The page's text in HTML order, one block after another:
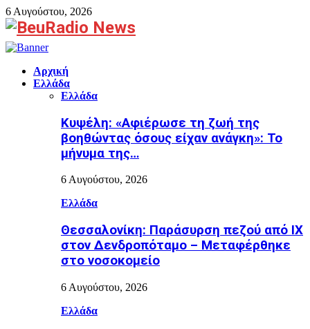
6 Αυγούστου, 2026
Facebook
Αρχική
Ελλάδα
Ελλάδα
Κυψέλη: «Αφιέρωσε τη ζωή της
βοηθώντας όσους είχαν ανάγκη»: Το
μήνυμα της…
6 Αυγούστου, 2026
Ελλάδα
Θεσσαλονίκη: Παράσυρση πεζού από ΙΧ
στον Δενδροπόταμο – Μεταφέρθηκε
στο νοσοκομείο
6 Αυγούστου, 2026
Ελλάδα